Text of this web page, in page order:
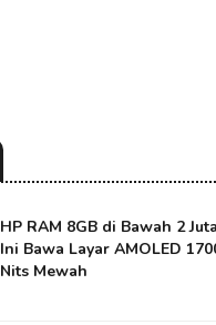
HP RAM 8GB di Bawah 2 Juta
Ini Bawa Layar AMOLED
Nits Mewah